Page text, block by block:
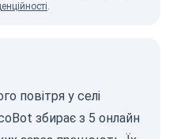
.
повітря у селі
збирає з 5 онлайн